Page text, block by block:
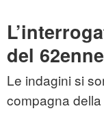
del
Le indagini si
compagna